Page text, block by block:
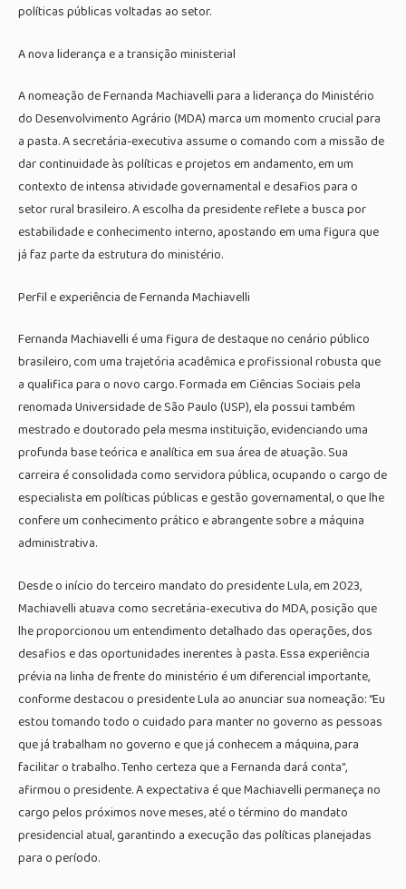
políticas públicas voltadas ao setor.
A nova liderança e a transição ministerial
A nomeação de Fernanda Machiavelli para a liderança do Ministério
do Desenvolvimento Agrário (MDA) marca um momento crucial para
a pasta. A secretária-executiva assume o comando com a missão de
dar continuidade às políticas e projetos em andamento, em um
contexto de intensa atividade governamental e desafios para o
setor rural brasileiro. A escolha da presidente reflete a busca por
estabilidade e conhecimento interno, apostando em uma figura que
já faz parte da estrutura do ministério.
Perfil e experiência de Fernanda Machiavelli
Fernanda Machiavelli é uma figura de destaque no cenário público
brasileiro, com uma trajetória acadêmica e profissional robusta que
a qualifica para o novo cargo. Formada em Ciências Sociais pela
renomada Universidade de São Paulo (USP), ela possui também
mestrado e doutorado pela mesma instituição, evidenciando uma
profunda base teórica e analítica em sua área de atuação. Sua
carreira é consolidada como servidora pública, ocupando o cargo de
especialista em políticas públicas e gestão governamental, o que lhe
confere um conhecimento prático e abrangente sobre a máquina
administrativa.
Desde o início do terceiro mandato do presidente Lula, em 2023,
Machiavelli atuava como secretária-executiva do MDA, posição que
lhe proporcionou um entendimento detalhado das operações, dos
desafios e das oportunidades inerentes à pasta. Essa experiência
prévia na linha de frente do ministério é um diferencial importante,
conforme destacou o presidente Lula ao anunciar sua nomeação: “Eu
estou tomando todo o cuidado para manter no governo as pessoas
que já trabalham no governo e que já conhecem a máquina, para
facilitar o trabalho. Tenho certeza que a Fernanda dará conta”,
afirmou o presidente. A expectativa é que Machiavelli permaneça no
cargo pelos próximos nove meses, até o término do mandato
presidencial atual, garantindo a execução das políticas planejadas
para o período.